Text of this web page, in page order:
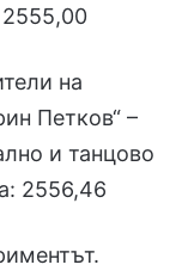
на
Петков“ –
и танцово
2556,46